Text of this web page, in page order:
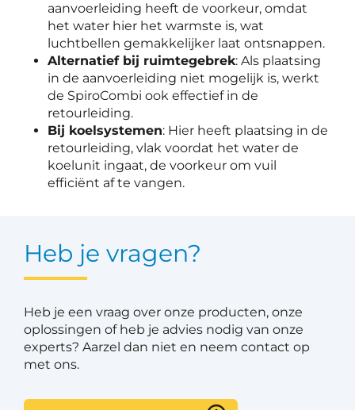
aanvoerleiding heeft de voorkeur, omdat
het water hier het warmste is, wat
luchtbellen gemakkelijker laat ontsnappen.
Alternatief bij ruimtegebrek: Als plaatsing
in de aanvoerleiding niet mogelijk is, werkt
de SpiroCombi ook effectief in de
retourleiding.
Bij koelsystemen: Hier heeft plaatsing in de
retourleiding, vlak voordat het water de
koelunit ingaat, de voorkeur om vuil
efficiënt af te vangen.
Heb je vragen?
Heb je een vraag over onze producten, onze
oplossingen of heb je advies nodig van onze
experts? Aarzel dan niet en neem contact op
met ons.